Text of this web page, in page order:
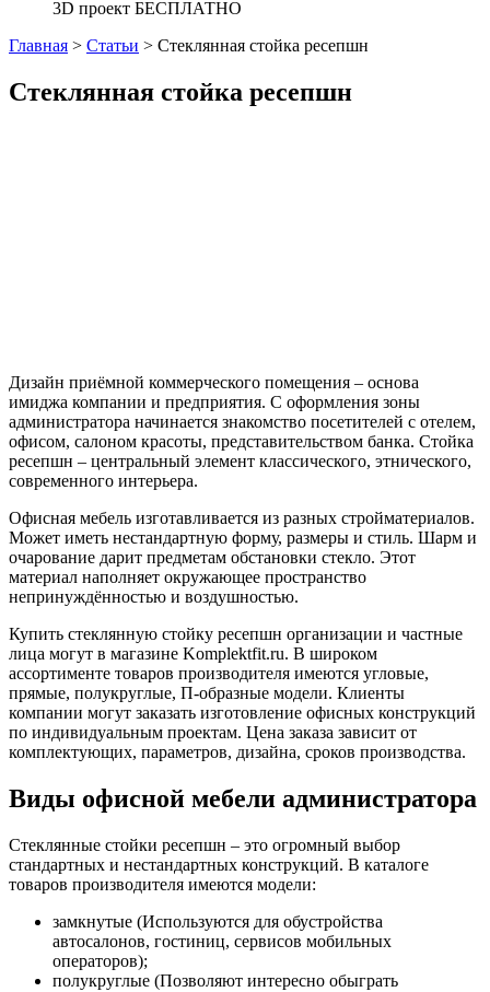
3D проект БЕСПЛАТНО
Главная > Статьи > Стеклянная стойка ресепшн
Стеклянная стойка ресепшн
Дизайн приёмной коммерческого помещения – основа
имиджа компании и предприятия. С оформления зоны
администратора начинается знакомство посетителей с отелем,
офисом, салоном красоты, представительством банка. Стойка
ресепшн – центральный элемент классического, этнического,
современного интерьера.
Офисная мебель изготавливается из разных стройматериалов.
Может иметь нестандартную форму, размеры и стиль. Шарм и
очарование дарит предметам обстановки стекло. Этот
материал наполняет окружающее пространство
непринуждённостью и воздушностью.
Купить стеклянную стойку ресепшн организации и частные
лица могут в магазине Komplektfit.ru. В широком
ассортименте товаров производителя имеются угловые,
прямые, полукруглые, П-образные модели. Клиенты
компании могут заказать изготовление офисных конструкций
по индивидуальным проектам. Цена заказа зависит от
комплектующих, параметров, дизайна, сроков производства.
Виды офисной мебели администратора
Стеклянные стойки ресепшн – это огромный выбор
стандартных и нестандартных конструкций. В каталоге
товаров производителя имеются модели:
замкнутые (Используются для обустройства
автосалонов, гостиниц, сервисов мобильных
операторов);
полукруглые (Позволяют интересно обыграть